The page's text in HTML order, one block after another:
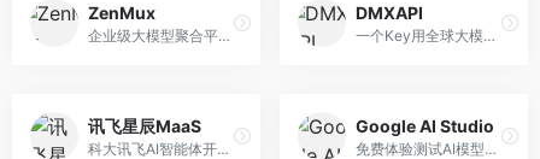
ZenMux
企业级大模型聚合平台，专注于企业AI服务。面向企业用户，提供多模型管理、安全合规、成本优化等服务，企业级功能完善。
DMXAPI
一个Key用全球大模型的聚合平台。面向开发者，提供多模型统一API、简化接入、成本控制等服务，接入便捷。
讯飞星辰MaaS
科大讯飞AI智能体开发平台，专注于企业级模型服务。面向企业用户，提供模型调用、智能体创建、行业解决方案等服务，中文能力突出。
Google AI Studio
免费体验测试AI模型的平台，深度整合Google生态。面向开发者和研究者，提供Gemini模型体验、API密钥管理、提示词测试等服务，免费使用。